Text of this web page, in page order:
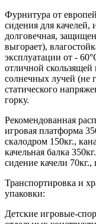
Фурнитура от
сидения для
долговечная,
выгорает),
эксплуатации от -
отличной скользящей
солнечных лучей (не
статического
горку.
Рекомендованная
игровая платформа
скалодром 150кг.,
качельная балка
сидение качели 70кг.,
Транспортировка и
упаковки:
Детские игровые-